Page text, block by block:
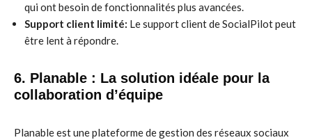
qui ont besoin de fonctionnalités plus avancées.
Support client limité: Le support client de SocialPilot peut
être lent à répondre.
6. Planable : La solution idéale pour la
collaboration d’équipe
Planable est une plateforme de gestion des réseaux sociaux